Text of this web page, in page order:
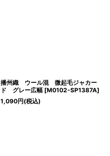
播州織 ウール混 微起毛ジャカー
ド グレー広幅 [M0102-SP1387A]
1,090円(税込)